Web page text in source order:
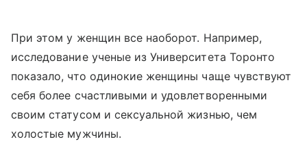
При этом у женщин все наоборот. Например,
исследование ученые из Университета Торонто
показало, что одинокие женщины чаще чувствуют
себя более счастливыми и удовлетворенными
своим статусом и сексуальной жизнью, чем
холостые мужчины.